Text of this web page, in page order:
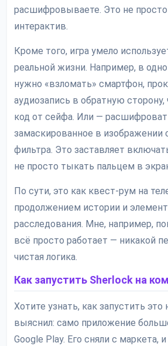
расшифровываете. Это не просто
интерактив.
Кроме того, игра умело
реальной жизни. Например, в
нужно «взломать» смартфон,
аудиозапись в обратную
код от сейфа. Или —
замаскированное в
фильтра. Это заставляет
не просто тыкать пальцем в
По сути, это как квест-рум на
продолжением истории и
расследования. Мне, например,
всё просто работает — никакой
чистая логика.
Как запустить Sherlock на
Хотите узнать, как запустить это
выяснил: само приложение
Google Play. Его сняли с маркета,